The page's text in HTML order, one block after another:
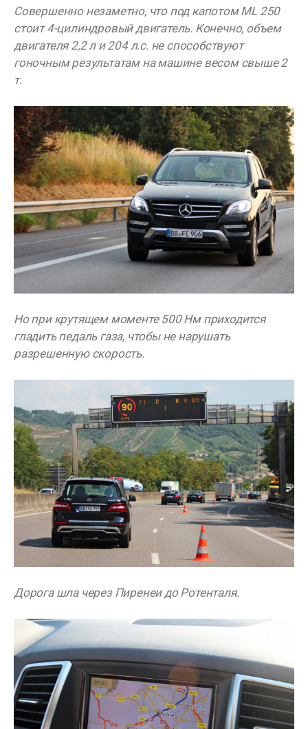
Совершенно незаметно, что под капотом ML 250
стоит 4-цилиндровый двигатель. Конечно, объем
двигателя 2,2 л и 204 л.с. не способствуют
гоночным результатам на машине весом свыше 2
т.
Но при крутящем моменте 500 Нм приходится
гладить педаль газа, чтобы не нарушать
разрешенную скорость.
Дорога шла через Пиренеи до Ротенталя.